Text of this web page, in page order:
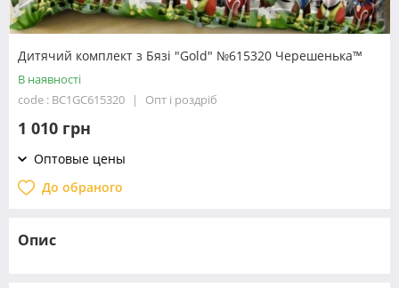
Дитячий комплект з Бязі "Gold" №615320 Черешенька™
В наявності
code : BC1GC615320
Опт і роздріб
1 010 грн
Оптовые цены
До обраного
Опис